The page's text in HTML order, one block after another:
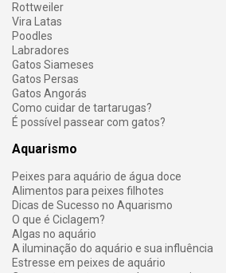
Rottweiler
Vira Latas
Poodles
Labradores
Gatos Siameses
Gatos Persas
Gatos Angorás
Como cuidar de tartarugas?
É possível passear com gatos?
Aquarismo
Peixes para aquário de água doce
Alimentos para peixes filhotes
Dicas de Sucesso no Aquarismo
O que é Ciclagem?
Algas no aquário
A iluminação do aquário e sua influência
Estresse em peixes de aquário